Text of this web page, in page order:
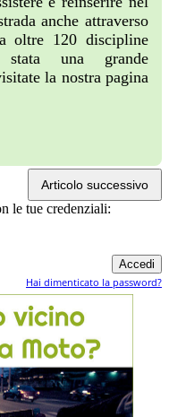
anche attraverso
oltre 120 discipline
stata una grande
la nostra pagina
Articolo successivo
le tue credenziali:
Hai dimenticato la password?